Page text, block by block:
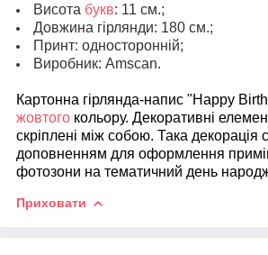
Висота букв: 11 см.;
Довжина гірлянди: 180 см.;
Принт: односторонній;
Виробник: Amscan.
Картонна гірлянда-напис "Happy
жовтого кольору. Декоративні
скріплені між собою. Така декорація
доповненням для оформлення
фотозони на тематичний день
Приховати